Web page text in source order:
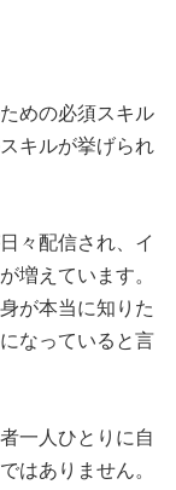
めの必須スキル
キルが挙げられ
々配信され、イ
増えています。
が本当に知りた
なっていると言
一人ひとりに自
はありません。